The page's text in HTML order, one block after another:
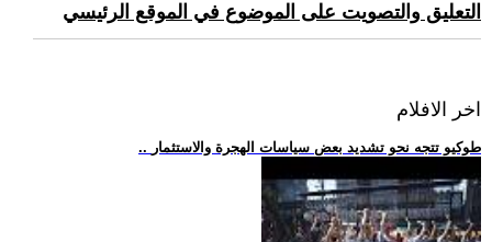
التعليق والتصويت على الموضوع في الموقع الرئيسي
اخر الافلام
.. طوكيو تتجه نحو تشديد بعض سياسات الهجرة والاستثمار